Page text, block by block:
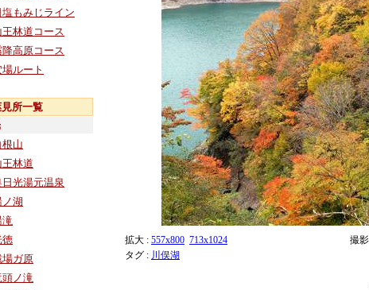
塩もみじライン
王林道コース
降高原コース
場ルート
所一覧
根山
王林道
日光湯元温泉
ノ湖
滝
徳
場ガ原
頭ノ滝
拡大 : 557x800 713x1024
撮
タグ : 川俣湖